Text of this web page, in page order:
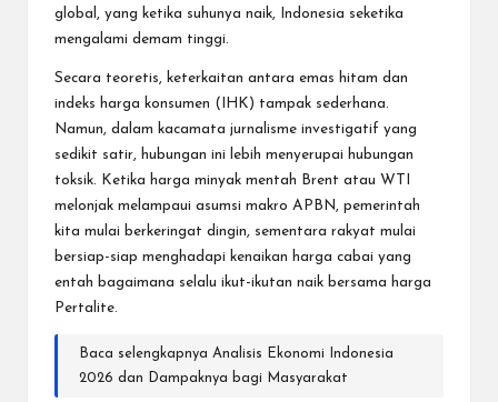
global, yang ketika suhunya naik, Indonesia seketika
mengalami demam tinggi.
Secara teoretis, keterkaitan antara emas hitam dan
indeks harga konsumen (IHK) tampak sederhana.
Namun, dalam kacamata jurnalisme investigatif yang
sedikit satir, hubungan ini lebih menyerupai hubungan
toksik. Ketika harga minyak mentah Brent atau WTI
melonjak melampaui asumsi makro APBN, pemerintah
kita mulai berkeringat dingin, sementara rakyat mulai
bersiap-siap menghadapi kenaikan harga cabai yang
entah bagaimana selalu ikut-ikutan naik bersama harga
Pertalite.
Baca selengkapnyaAnalisis Ekonomi Indonesia
2026 dan Dampaknya bagi Masyarakat